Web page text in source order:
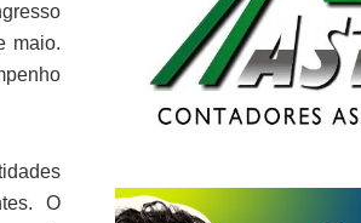
maio.
O